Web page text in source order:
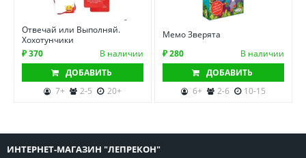
Отвечай или Выполняй.
Хохотунчики
₽ 370
В наличии
ДОБАВИТЬ
7+
2-5 20+
Мемо Зверята
₽ 280
В наличии
ДОБАВИТЬ
6+
2-6 10-15
ИНТЕРНЕТ-МАГАЗИН "ЛЕПРЕКОН"